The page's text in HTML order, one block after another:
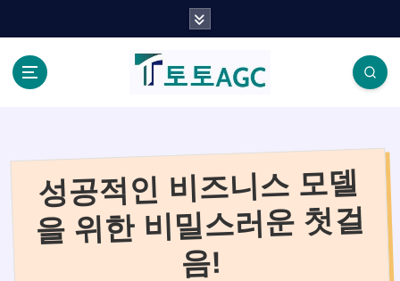
성공적인 비즈니스 모델
을 위한 비밀스러운 첫걸
음!